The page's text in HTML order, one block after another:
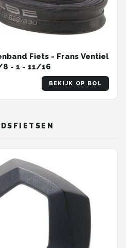
Fiets - Frans Ventiel
- 1 - 11/16
BEKIJK OP BOL